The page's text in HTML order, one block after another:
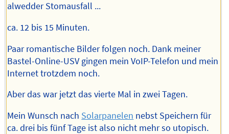
alwedder Stomausfall ...
ca. 12 bis 15 Minuten.
Paar romantische Bilder folgen noch. Dank meiner
Bastel-Online-USV gingen mein VoIP-Telefon und mein
Internet trotzdem noch.
Aber das war jetzt das vierte Mal in zwei Tagen.
Mein Wunsch nach Solarpanelen nebst Speichern für
ca. drei bis fünf Tage ist also nicht mehr so utopisch.